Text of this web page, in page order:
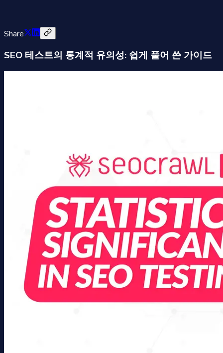
Share
SEO 테스트의 통계적 유의성: 쉽게 풀어 쓴 가이드